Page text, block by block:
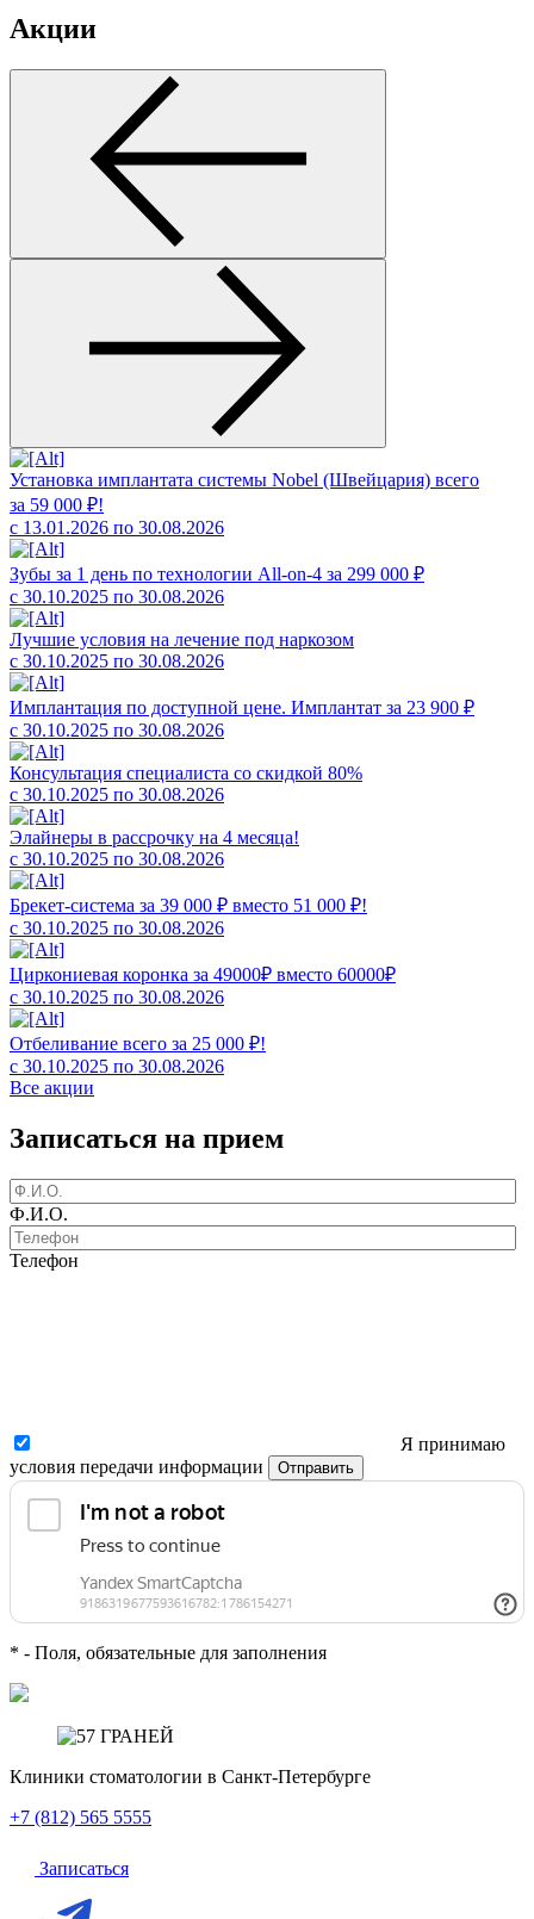
Акции
Установка имплантата системы Nobel (Швейцария) всего
за 59 000 ₽!
с 13.01.2026 по 30.08.2026
Зубы за 1 день по технологии All-on-4 за 299 000 ₽
с 30.10.2025 по 30.08.2026
Лучшие условия на лечение под наркозом
с 30.10.2025 по 30.08.2026
Имплантация по доступной цене. Имплантат за 23 900 ₽
с 30.10.2025 по 30.08.2026
Консультация специалиста со скидкой 80%
с 30.10.2025 по 30.08.2026
Элайнеры в рассрочку на 4 месяца!
с 30.10.2025 по 30.08.2026
Брекет-система за 39 000 ₽ вместо 51 000 ₽!
с 30.10.2025 по 30.08.2026
Циркониевая коронка за 49000₽ вместо 60000₽
с 30.10.2025 по 30.08.2026
Отбеливание всего за 25 000 ₽!
с 30.10.2025 по 30.08.2026
Все акции
Записаться на прием
Ф.И.О.
Телефон
Я принимаю
условия передачи информации
Отправить
* - Поля, обязательные для заполнения
Клиники стоматологии в Санкт-Петербурге
+7 (812) 565 5555
Записаться